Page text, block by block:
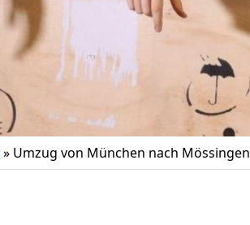
» Umzug von München nach Mössingen